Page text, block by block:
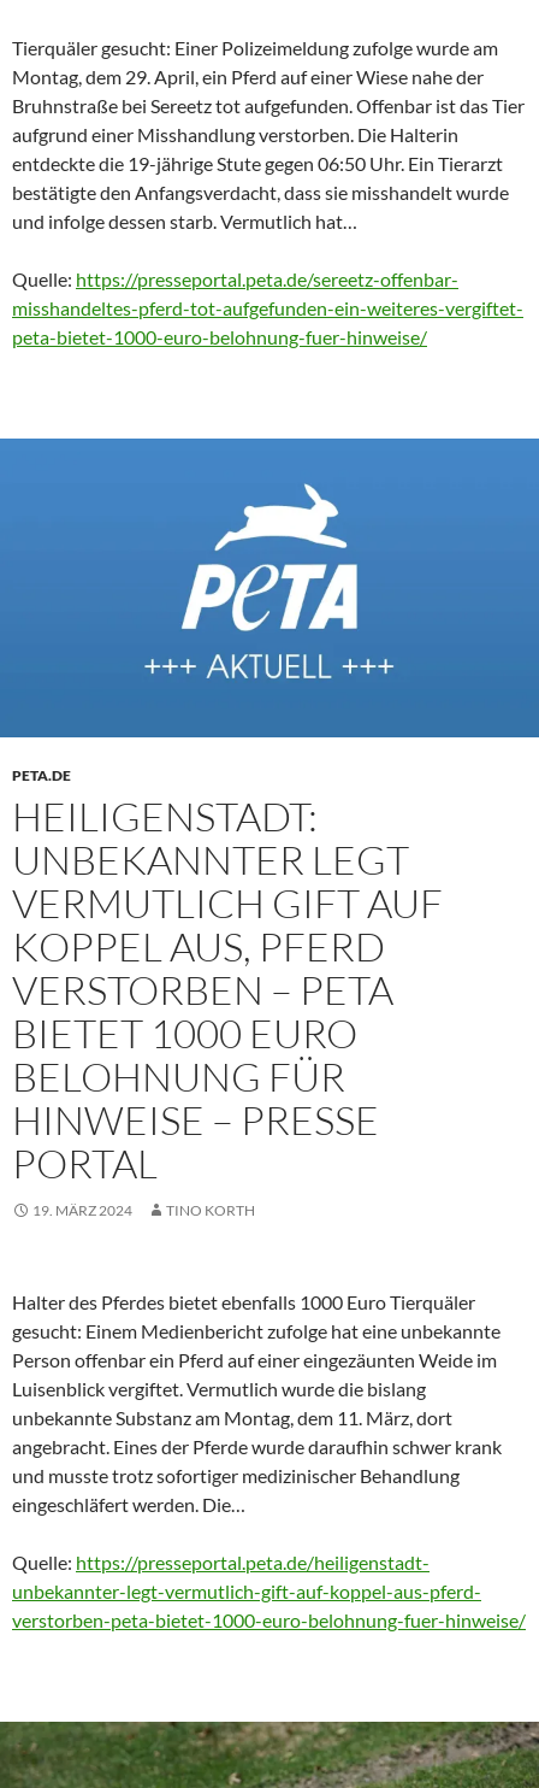
Tierquäler gesucht: Einer Polizeimeldung zufolge wurde am
Montag, dem 29. April, ein Pferd auf einer Wiese nahe der
Bruhnstraße bei Sereetz tot aufgefunden. Offenbar ist das Tier
aufgrund einer Misshandlung verstorben. Die Halterin
entdeckte die 19-jährige Stute gegen 06:50 Uhr. Ein Tierarzt
bestätigte den Anfangsverdacht, dass sie misshandelt wurde
und infolge dessen starb. Vermutlich hat…
Quelle: https://presseportal.peta.de/sereetz-offenbar-
misshandeltes-pferd-tot-aufgefunden-ein-weiteres-vergiftet-
peta-bietet-1000-euro-belohnung-fuer-hinweise/
PETA.DE
HEILIGENSTADT:
UNBEKANNTER LEGT
VERMUTLICH GIFT AUF
KOPPEL AUS, PFERD
VERSTORBEN – PETA
BIETET 1000 EURO
BELOHNUNG FÜR
HINWEISE – PRESSE
PORTAL
19. MÄRZ 2024 TINO KORTH
Halter des Pferdes bietet ebenfalls 1000 Euro Tierquäler
gesucht: Einem Medienbericht zufolge hat eine unbekannte
Person offenbar ein Pferd auf einer eingezäunten Weide im
Luisenblick vergiftet. Vermutlich wurde die bislang
unbekannte Substanz am Montag, dem 11. März, dort
angebracht. Eines der Pferde wurde daraufhin schwer krank
und musste trotz sofortiger medizinischer Behandlung
eingeschläfert werden. Die…
Quelle: https://presseportal.peta.de/heiligenstadt-
unbekannter-legt-vermutlich-gift-auf-koppel-aus-pferd-
verstorben-peta-bietet-1000-euro-belohnung-fuer-hinweise/